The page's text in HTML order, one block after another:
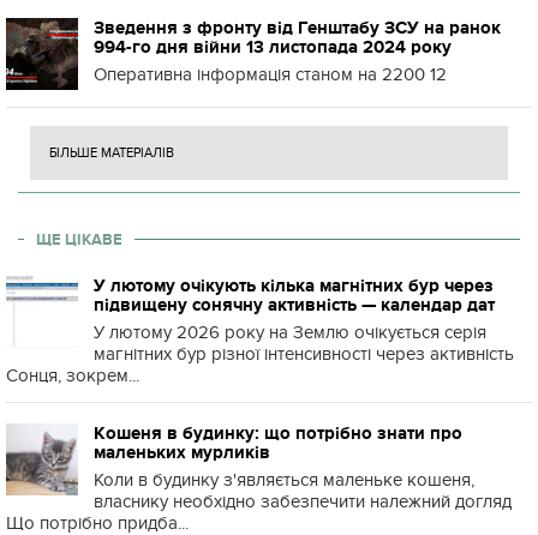
Зведення з фронту від Генштабу ЗСУ на ранок
994-го дня війни 13 листопада 2024 року
Оперативна інформація станом на 2200 12
БІЛЬШЕ МАТЕРІАЛІВ
ЩЕ ЦІКАВЕ
У лютому очікують кілька магнітних бур через
підвищену сонячну активність — календар дат
У лютому 2026 року на Землю очікується серія
магнітних бур різної інтенсивності через активність
Сонця, зокрем...
Кошеня в будинку: що потрібно знати про
маленьких мурликів
Коли в будинку з'являється маленьке кошеня,
власнику необхідно забезпечити належний догляд
Що потрібно придба...